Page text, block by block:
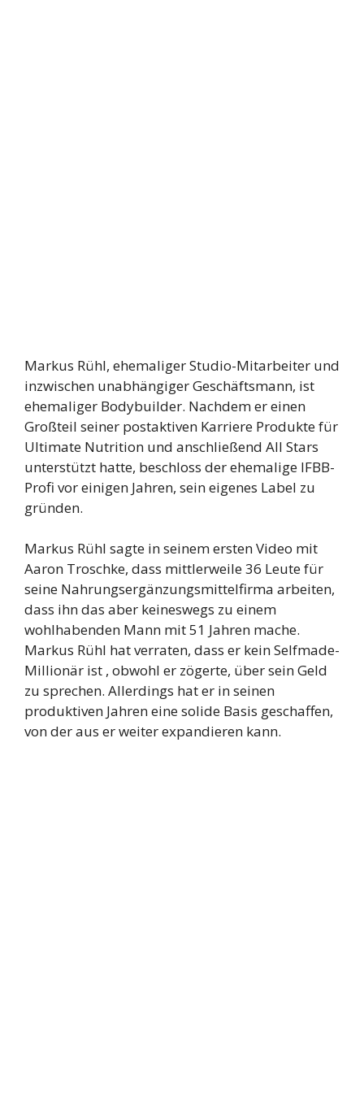
Markus Rühl, ehemaliger Studio-Mitarbeiter und
inzwischen unabhängiger Geschäftsmann, ist
ehemaliger Bodybuilder. Nachdem er einen
Großteil seiner postaktiven Karriere Produkte für
Ultimate Nutrition und anschließend All Stars
unterstützt hatte, beschloss der ehemalige IFBB-
Profi vor einigen Jahren, sein eigenes Label zu
gründen.
Markus Rühl sagte in seinem ersten Video mit
Aaron Troschke, dass mittlerweile 36 Leute für
seine Nahrungsergänzungsmittelfirma arbeiten,
dass ihn das aber keineswegs zu einem
wohlhabenden Mann mit 51 Jahren mache.
Markus Rühl hat verraten, dass er kein Selfmade-
Millionär ist , obwohl er zögerte, über sein Geld
zu sprechen. Allerdings hat er in seinen
produktiven Jahren eine solide Basis geschaffen,
von der aus er weiter expandieren kann.